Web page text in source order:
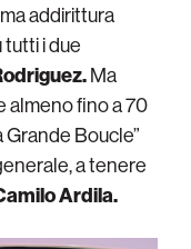
addirittura
tutti i due
Ma
almeno fino a 70
Boucle”
a tenere
Ardila.